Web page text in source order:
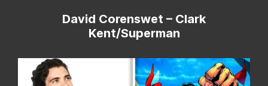
David Corenswet – Clark
Kent/Superman